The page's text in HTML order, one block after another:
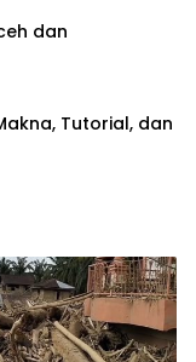
dan
Tutorial, dan